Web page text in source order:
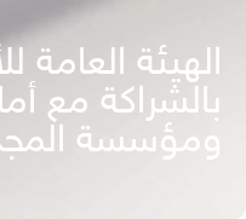
الهيئة العامة
بالشراكة مع
ومؤسسة